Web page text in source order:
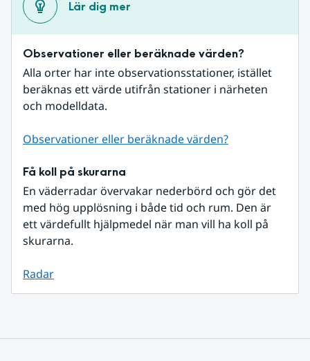
Lär dig mer
Observationer eller beräknade värden?
Alla orter har inte observationsstationer, istället
beräknas ett värde utifrån stationer i närheten
och modelldata.
Observationer eller beräknade värden?
Få koll på skurarna
En väderradar övervakar nederbörd och gör det
med hög upplösning i både tid och rum. Den är
ett värdefullt hjälpmedel när man vill ha koll på
skurarna.
Radar